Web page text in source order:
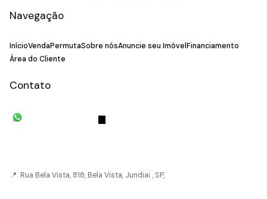
Navegação
InícioVendaPermutaSobre nósAnuncie seu Imóvel Financiamento
Área do Cliente
Contato
📍 Rua Bela Vista, 818, Bela Vista, Jundiai , SP,